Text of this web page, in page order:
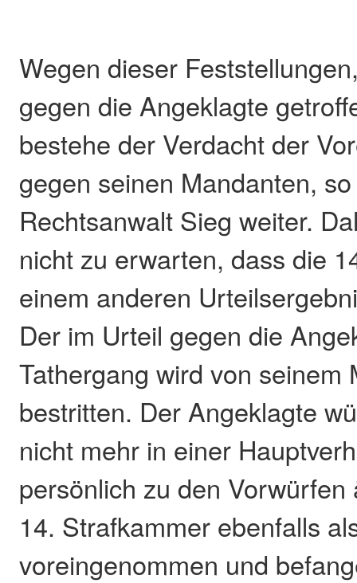
Wegen dieser
gegen die Angeklagte
bestehe der Verdacht der
gegen seinen Mandanten,
Rechtsanwalt Sieg weiter.
nicht zu erwarten, dass die
einem anderen
Der im Urteil gegen die
Tathergang wird von seinem
bestritten. Der Angeklagte
nicht mehr in einer
persönlich zu den
14. Strafkammer ebenfalls
voreingenommen und